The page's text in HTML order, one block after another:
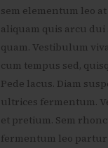
sem elementum leo
aliquam quis arcu
quam. Vestibulum
cum tempus sed,
Pede lacus. Diam
ultrices fermentum.
et pretium. Sem
fermentum leo